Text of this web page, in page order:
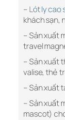
– Lót ly cao
khách sạn,
– Sản xuất
travel
– Sản xuất
valise, thẻ
– Sản xuất
– Sản xuất
mascot)